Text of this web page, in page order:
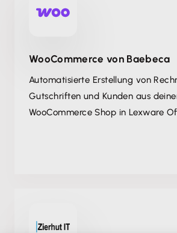
WooCommerce von Baebeca
Automatisierte Erstellung von
Gutschriften und Kunden aus
WooCommerce Shop in Lexware